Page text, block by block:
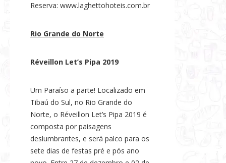
Reserva: www.laghettohoteis.com.br
Rio Grande do Norte
Réveillon Let’s Pipa 2019
Um Paraíso a parte! Localizado em
Tibaú do Sul, no Rio Grande do
Norte, o Réveillon Let’s Pipa 2019 é
composta por paisagens
deslumbrantes, e será palco para os
sete dias de festas pré e pós ano